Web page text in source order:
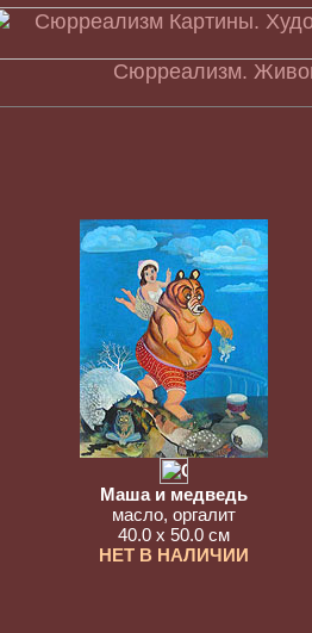
Сюрреализм.
Маша и медведь
масло, оргалит
40.0 x 50.0 см
НЕТ В НАЛИЧИИ